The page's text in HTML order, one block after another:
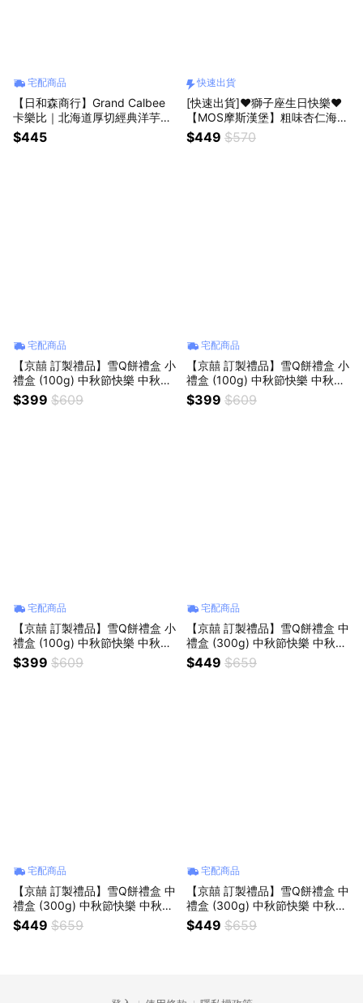
宅配商品
【日和森商行】Grand Calbee
卡樂比｜北海道厚切經典洋芋片
｜精選四款風味｜大阪梅田阪急
限定
$445
快速出貨
[快速出貨]❤️獅子座生日快樂❤️
【MOS摩斯漢堡】粗味杏仁海苔
酥1袋+濾泡咖啡10包
$449 $570
宅配商品
【京囍 訂製禮品】雪Q餅禮盒 小
禮盒 (100g) 中秋節快樂 中秋送
禮 伴手禮 送禮推薦 雪花酥 手工
製作 減糖配方 軟Q酥甜 一口接
$399 $609
宅配商品
【京囍 訂製禮品】雪Q餅禮盒 小
禮盒 (100g) 中秋節快樂 中秋送
禮 伴手禮 送禮推薦 雪花酥 手工
製作 減糖配方 軟Q酥甜 一口接
$399 $609
宅配商品
【京囍 訂製禮品】雪Q餅禮盒 小
禮盒 (100g) 中秋節快樂 中秋送
禮 伴手禮 送禮推薦 雪花酥 手工
製作 減糖配方 軟Q酥甜 一口接
$399 $609
宅配商品
【京囍 訂製禮品】雪Q餅禮盒 中
禮盒 (300g) 中秋節快樂 中秋送
禮 伴手禮 送禮推薦 雪花酥 手工
製作 減糖配方 軟Q酥甜 一口接
$449 $659
宅配商品
【京囍 訂製禮品】雪Q餅禮盒 中
禮盒 (300g) 中秋節快樂 中秋送
禮 伴手禮 送禮推薦 雪花酥 手工
製作 減糖配方 軟Q酥甜 一口接
$449 $659
宅配商品
【京囍 訂製禮品】雪Q餅禮盒 中
禮盒 (300g) 中秋節快樂 中秋送
禮 伴手禮 送禮推薦 雪花酥 手工
製作 減糖配方 軟Q酥甜 一口接
$449 $659